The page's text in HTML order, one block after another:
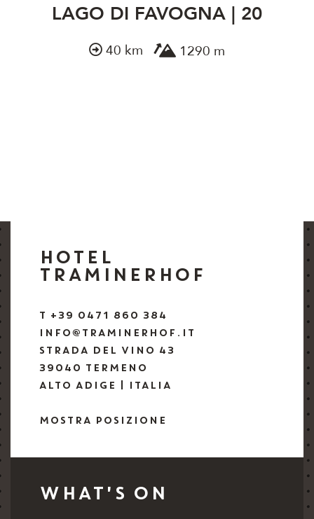
LAGO DI FAVOGNA | 20
40 km 1290 m
HOTEL
TRAMINERHOF
T +39 0471 860 384
INFO@TRAMINERHOF.IT
STRADA DEL VINO 43
39040 TERMENO
ALTO ADIGE | ITALIA
MOSTRA POSIZIONE
WHAT'S ON